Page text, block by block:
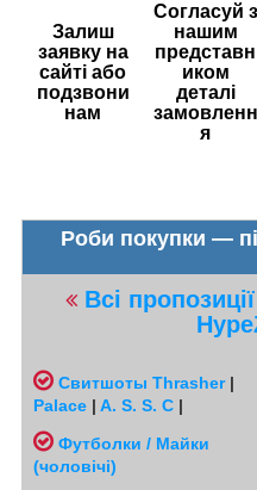
Залиш
заявку на
сайті або
подзвони
нам
Согласуй з
нашим
представн
иком
деталі
замовленн
я
Роби покупки —
Всі
Свитшоты Thrasher|
Palace | A. S. S. C |
Футболки / Майки
(чоловічі)